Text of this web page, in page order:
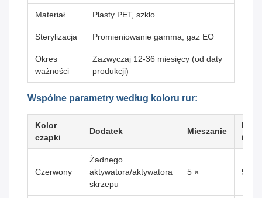
Materiał Plasty PET, szkło
Sterylizacja Promieniowanie gamma, gaz EO
Okres
ważności
Zazwyczaj 12-36 miesięcy (od daty
produkcji)
Wspólne parametry według koloru rur:
Kolor
czapki
Dodatek Mieszanie
Czerwony
Żadnego
aktywatora/aktywatora
skrzepu
5 × 5-6